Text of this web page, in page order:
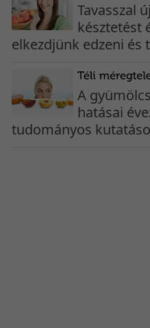
Tavasszal
késztetést
elkezdjünk edzeni és
A
hatásai
tudományos